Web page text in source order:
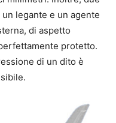
legante e un agente
di aspetto
protetto.
di un dito è